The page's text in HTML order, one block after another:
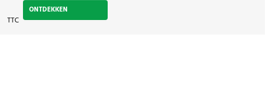
TTC
ONTDEKKEN